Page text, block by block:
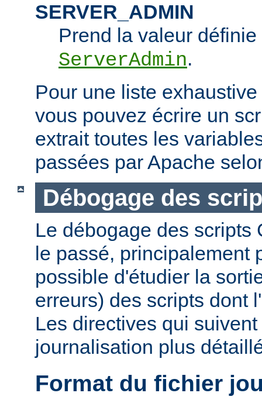
SERVER_ADMIN
Prend la valeur
ServerAdmin.
Pour une liste
vous pouvez écrire un
extrait toutes les
passées par Apache
Débogage des
Le débogage des scripts
le passé, principalement
possible d'étudier la
erreurs) des scripts dont
Les directives qui
journalisation plus
Format du fichier